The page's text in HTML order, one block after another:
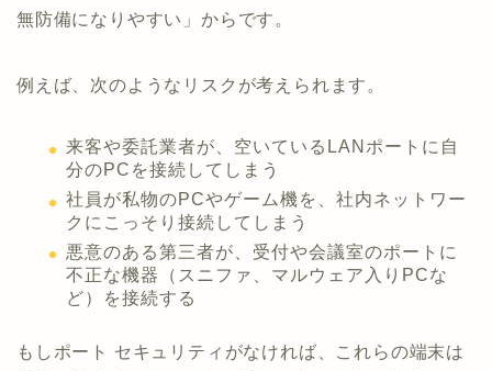
無防備になりやすい」からです。
例えば、次のようなリスクが考えられます。
来客や委託業者が、空いているLANポートに自
分のPCを接続してしまう
社員が私物のPCやゲーム機を、社内ネットワー
クにこっそり接続してしまう
悪意のある第三者が、受付や会議室のポートに
不正な機器（スニファ、マルウェア入りPCな
ど）を接続する
もしポート セキュリティがなければ、これらの端末は